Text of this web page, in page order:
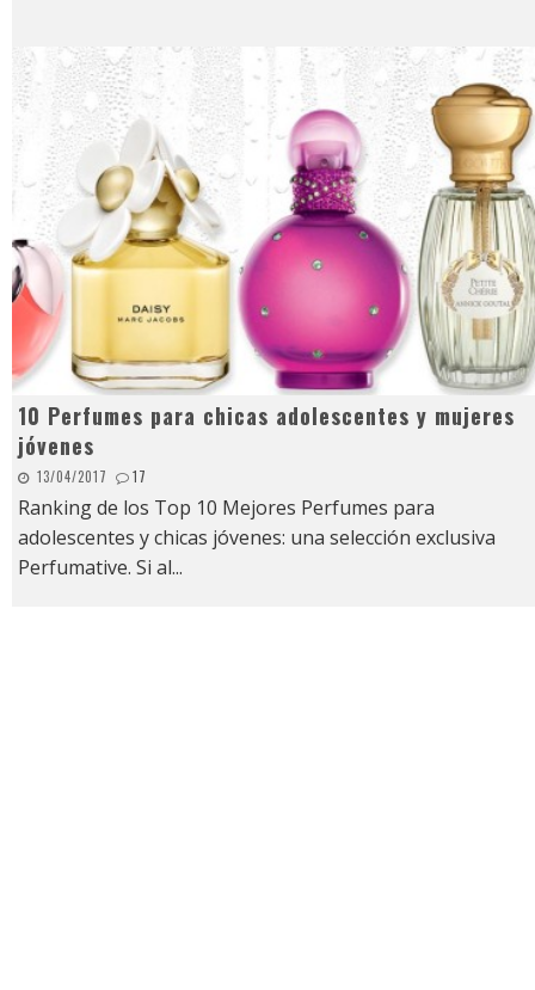
10 Perfumes para chicas adolescentes y mujeres
jóvenes
13/04/2017 17
Ranking de los Top 10 Mejores Perfumes para
adolescentes y chicas jóvenes: una selección exclusiva
Perfumative. Si al...